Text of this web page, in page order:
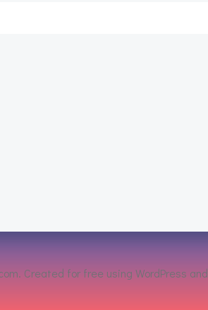
Created for free using WordPress and